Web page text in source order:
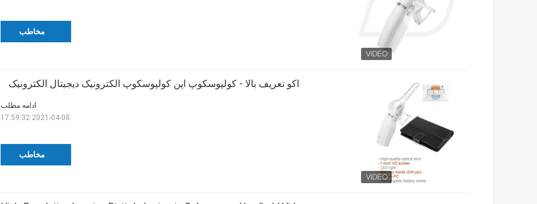
مخاطب
اکو تعریف بالا - کولپوسکوپ اپن کولپوسکوپ الکترونیک دیجیتال الکترونیک
مخاطب
ادامه مطلب
2021-04-08 17:59:32